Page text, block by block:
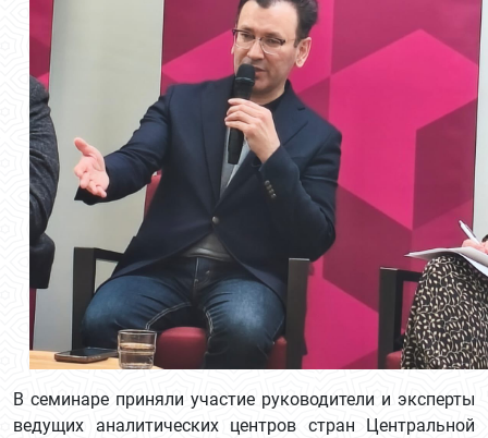
В семинаре приняли участие руководители и эксперты
ведущих аналитических центров стран Центральной